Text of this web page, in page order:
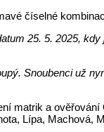
číselné
25. 5. 2025,
Snoubenci už
matrik a
Lípa, Machová,